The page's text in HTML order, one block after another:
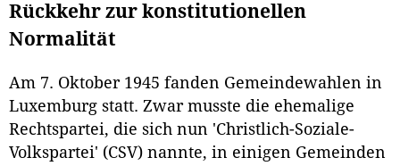
Rückkehr zur konstitutionellen
Normalität
Am 7. Oktober 1945 fanden Gemeindewahlen in
Luxemburg statt. Zwar musste die ehemalige
Rechtspartei, die sich nun 'Christlich-Soziale-
Volkspartei' (CSV) nannte, in einigen Gemeinden